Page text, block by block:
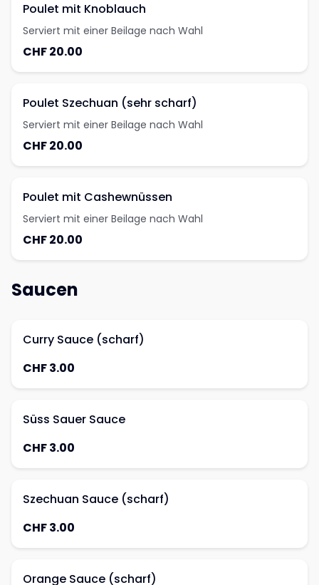
Poulet mit Knoblauch
Serviert mit einer Beilage nach Wahl
CHF 20.00
Poulet Szechuan (sehr scharf)
Serviert mit einer Beilage nach Wahl
CHF 20.00
Poulet mit Cashewnüssen
Serviert mit einer Beilage nach Wahl
CHF 20.00
Saucen
Curry Sauce (scharf)
CHF 3.00
Süss Sauer Sauce
CHF 3.00
Szechuan Sauce (scharf)
CHF 3.00
Orange Sauce (scharf)